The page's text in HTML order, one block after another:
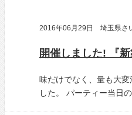
2016年06月29日 埼玉県さ
味だけでなく、量も大
した。
パーティー当日